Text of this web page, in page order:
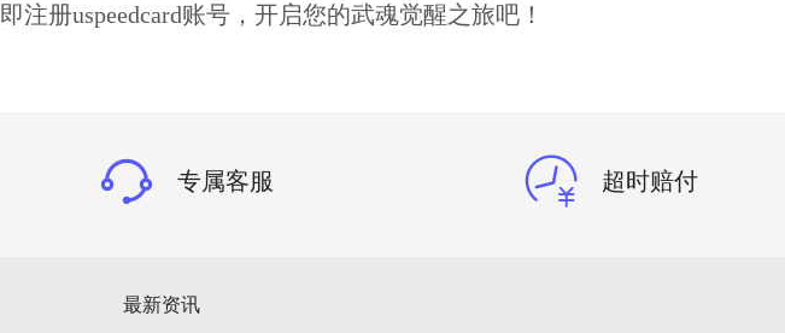
注册uspeedcard账号，开启您的武魂觉醒之旅吧！
专属客服 超时赔付
最新资讯